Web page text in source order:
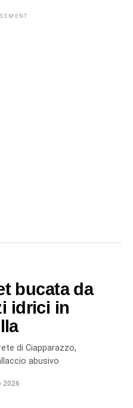
bucata da
idrici in
di Ciapparazzo,
abusivo
2026